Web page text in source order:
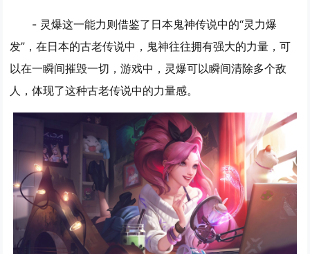
- 灵爆这一能力则借鉴了日本鬼神传说中的“灵力爆
发”，在日本的古老传说中，鬼神往往拥有强大的力量，可
以在一瞬间摧毁一切，游戏中，灵爆可以瞬间清除多个敌
人，体现了这种古老传说中的力量感。